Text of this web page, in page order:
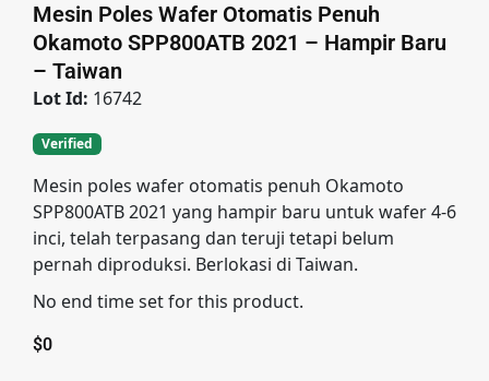
Mesin Poles Wafer Otomatis Penuh
Okamoto SPP800ATB 2021 – Hampir Baru
– Taiwan
Lot Id: 16742
Verified
Mesin poles wafer otomatis penuh Okamoto
SPP800ATB 2021 yang hampir baru untuk wafer 4-6
inci, telah terpasang dan teruji tetapi belum
pernah diproduksi. Berlokasi di Taiwan.
No end time set for this product.
$0